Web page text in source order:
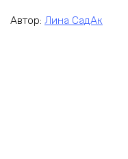
Автор: Лина СадАк